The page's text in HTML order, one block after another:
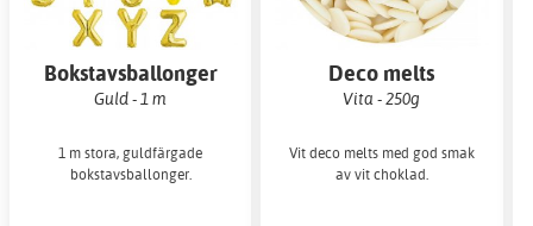
Bokstavsballonger
Guld - 1 m
1 m stora, guldfärgade
bokstavsballonger.
Deco melts
Vita - 250g
Vit deco melts med god smak
av vit choklad.